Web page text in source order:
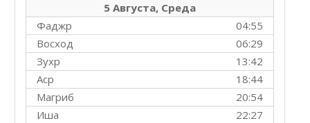
5 Августа, Среда
04:55
Фаджр
06:29
Восход
13:42
Зухр
18:44
Аср
20:54
Магриб
22:27
Иша